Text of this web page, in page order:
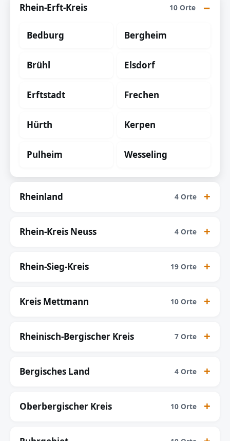
Rhein-Erft-Kreis 10 Orte
Bedburg Bergheim
Brühl Elsdorf
Erftstadt Frechen
Hürth Kerpen
Pulheim Wesseling
Rheinland 4 Orte
Rhein-Kreis Neuss 4 Orte
Rhein-Sieg-Kreis 19 Orte
Kreis Mettmann 10 Orte
Rheinisch-Bergischer Kreis 7 Orte
Bergisches Land 4 Orte
Oberbergischer Kreis 10 Orte